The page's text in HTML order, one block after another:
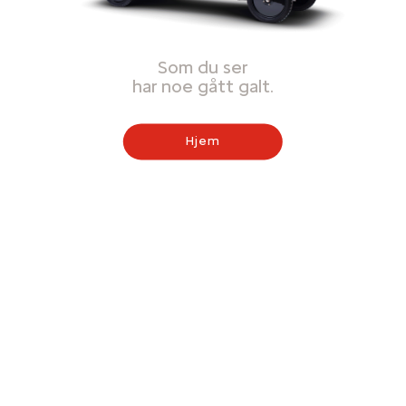
Som du ser
har noe gått galt.
Hjem